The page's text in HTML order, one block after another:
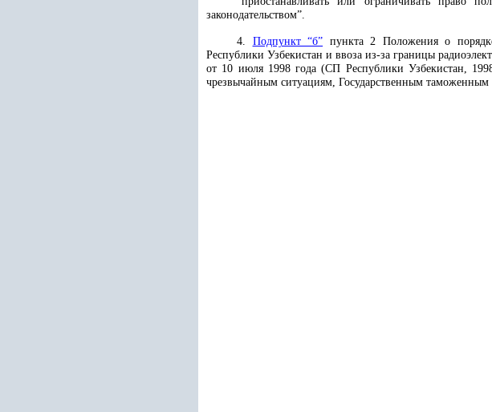
законодательством”.
4. Подпункт “б” пункта 2 Положения о порядке
Республики Узбекистан и ввоза из-за границы
от 10 июля 1998 года (СП Республики Узбекистан,
чрезвычайным ситуациям, Государственным таможенным